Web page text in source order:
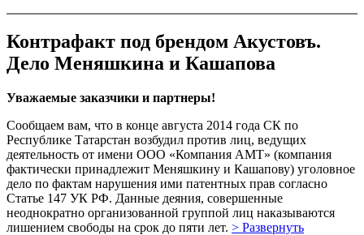
Контрафакт под брендом Акустовъ.
Дело Меняшкина и Кашапова
Уважаемые заказчики и партнеры!
Сообщаем вам, что в конце августа 2014 года СК по
Республике Татарстан возбудил против лиц, ведущих
деятельность от имени ООО «Компания АМТ» (компания
фактически принадлежит Меняшкину и Кашапову) уголовное
дело по фактам нарушения ими патентных прав согласно
Статье 147 УК РФ. Данные деяния, совершенные
неоднократно организованной группой лиц наказываются
лишением свободы на срок до пяти лет. > Развернуть